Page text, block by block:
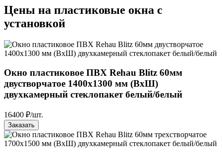
Цены на пластиковые окна с
установкой
Окно пластиковое ПВХ Rehau Blitz 60мм
двустворчатое 1400x1300 мм (ВxШ)
двухкамерный стеклопакет белый/белый
16400 ₽/шт.
Заказать